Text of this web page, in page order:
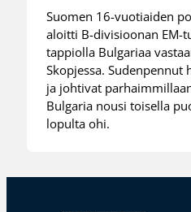
Suomen 16-vuotiaiden
aloitti B-divisioonan EM-
tappiolla Bulgariaa
Skopjessa.
ja johtivat
Bulgaria nousi toisella
lopulta ohi.